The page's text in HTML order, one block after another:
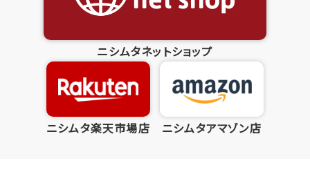
ニシムタネットショップ
ニシムタ楽天市場店 ニシムタアマゾン店